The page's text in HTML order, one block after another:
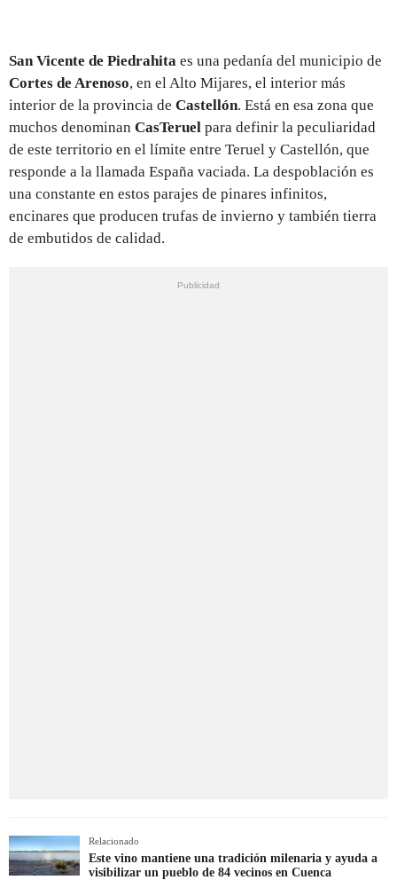
San Vicente de Piedrahita es una pedanía del municipio de
Cortes de Arenoso, en el Alto Mijares, el interior más
interior de la provincia de Castellón. Está en esa zona que
muchos denominan CasTeruel para definir la peculiaridad
de este territorio en el límite entre Teruel y Castellón, que
responde a la llamada España vaciada. La despoblación es
una constante en estos parajes de pinares infinitos,
encinares que producen trufas de invierno y también tierra
de embutidos de calidad.
Relacionado
Este vino mantiene una tradición milenaria y ayuda a
visibilizar un pueblo de 84 vecinos en Cuenca